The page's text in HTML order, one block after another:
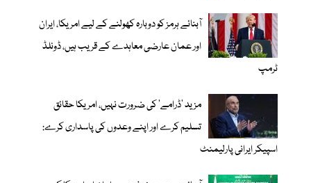
آبنائے ہرمز کو دوبارہ کھولنے کے لیے امریکا، ایران
اور عمان عارضی معاہدے کے قریب ہیں، ڈونلڈ
ٹرمپ
مزید 'ڈرامے' کی ضرورت نہیں، امریکا حقائق
تسلیم کرے اور اپنے وعدوں کی پاسداری کرے:
اسپیکر ایرانی پارلیمنٹ